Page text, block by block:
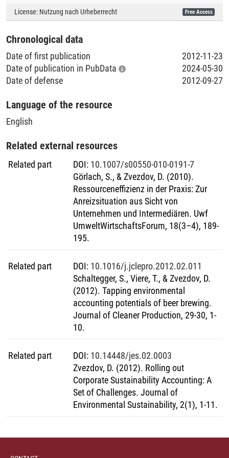
License: Nutzung nach Urheberrecht Free Access
Chronological data
Date of first publication
2012-11-23
Date of publication in PubData
2024-05-30
Date of defense
2012-09-27
Language of the resource
English
Related external resources
Related part DOI: 10.1007/s00550-010-0191-7
Görlach, S., & Zvezdov, D. (2010).
Ressourceneffizienz in der Praxis: Zur
Anreizsituation aus Sicht von
Unternehmen und Intermediären. Uwf
UmweltWirtschaftsForum, 18(3–4), 189-
195.
Related part DOI: 10.1016/j.jclepro.2012.02.011
Schaltegger, S., Viere, T., & Zvezdov, D.
(2012). Tapping environmental
accounting potentials of beer brewing.
Journal of Cleaner Production, 29-30, 1-
10.
Related part DOI: 10.14448/jes.02.0003
Zvezdov, D. (2012). Rolling out
Corporate Sustainability Accounting: A
Set of Challenges. Journal of
Environmental Sustainability, 2(1), 1-11.
Legitimation dienen, sondern auch einen positiven Einfluss
haben können. Die Ergebnisse der Arbeit sind überwiegend
indikativ; genauere Aussagen darüber, unter welchen
Bedingungen Sustainability Accounting einen positiven
Beitrag zum Unternehmenserfolg leistet, können mit den
Betrachtung des Gesamtbildes, das sich daraus ergibt,
deckt jedoch ein Muster auf. Insbesondere die Tatsache,
dass sich dieses Muster herauskristallisiert, unterstützt die
Literaturpublikationen